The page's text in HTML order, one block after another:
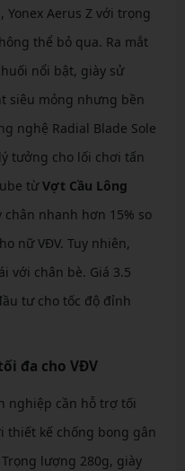
Aerus Z với trọng
thể bỏ qua. Ra mắt
nổi bật, giày sử
siêu mỏng nhưng bền
nghệ Radial Blade Sole
tưởng cho lối chơi tấn
từVợt Cầu Lông
nhanh hơn 15% so
nữ VĐV. Tuy nhiên,
với chân bè. Giá 3.5
tư cho tốc độ đỉnh
đa cho VĐV
nghiệp cần hỗ trợ tối
thiết kế chống bong gân
lượng 280g, giày